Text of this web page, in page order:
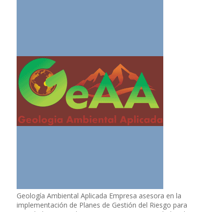
Geología Ambiental Aplicada Empresa asesora en la
implementación de Planes de Gestión del Riesgo para